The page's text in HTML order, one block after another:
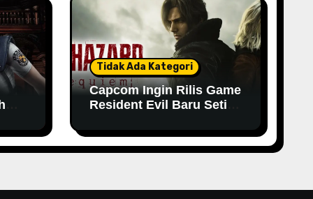
Tidak Ada Kategori
Capcom Ingin Rilis Game
Resident Evil Baru Setiap